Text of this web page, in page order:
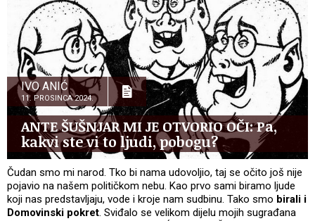
IVO ANIĆ
11. PROSINCA 2024.
ANTE ŠUŠNJAR MI JE OTVORIO OČI: Pa,
kakvi ste vi to ljudi, pobogu?
Čudan smo mi narod. Tko bi nama udovoljio, taj se očito još nije
pojavio na našem političkom nebu. Kao prvo sami biramo ljude
koji nas predstavljaju, vode i kroje nam sudbinu. Tako smo birali i
Domovinski pokret. Sviđalo se velikom dijelu mojih sugrađana